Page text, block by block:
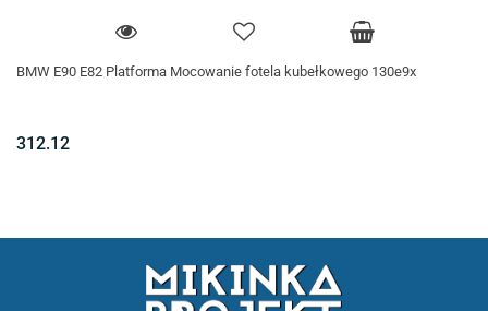
BMW E90 E82 Platforma Mocowanie fotela kubełkowego 130e9x
312.12